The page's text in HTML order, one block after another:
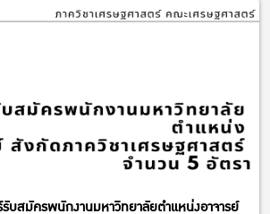
รับสมัครพนักงานมหาวิทยาลัยตำแหน่งอาจารย์